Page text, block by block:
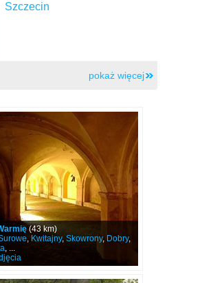
Szczecin
pokaż więcej
(43 km)
, Kwitajny, Skowrony, Dobry,
, ...